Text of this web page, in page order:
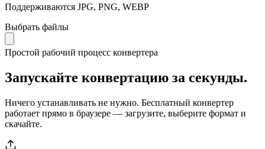
Поддерживаются JPG, PNG, WEBP
Выбрать файлы
Простой рабочий процесс конвертера
Запускайте конвертацию за секунды.
Ничего устанавливать не нужно. Бесплатный конвертер
работает прямо в браузере — загрузите, выберите формат и
скачайте.